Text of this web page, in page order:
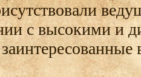
с высокими и